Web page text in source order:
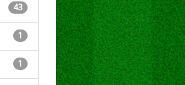
43
1
1